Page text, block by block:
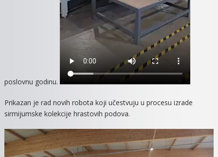
poslovnu godinu.
Prikazan je rad novih robota koji učestvuju u procesu izrade
sirmijumske kolekcije hrastovih podova.